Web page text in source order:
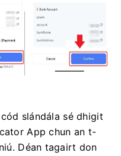
slándála sé dhigit
App chun an t-
Déan tagairt don